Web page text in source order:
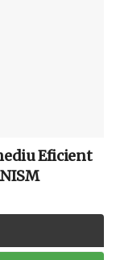
Eficient